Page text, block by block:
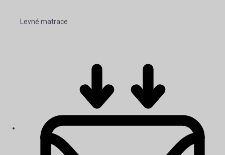
Levné matrace